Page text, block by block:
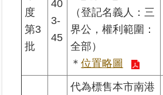
度
第3
批
40
3-
45
（登記名義人：三
界公，權利範圍：
全部）
＊ 位置略圖
代為標售本市南港